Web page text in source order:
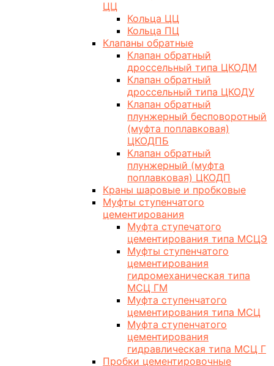
ЦЦ
Кольца ЦЦ
Кольца ПЦ
Клапаны обратные
Клапан обратный
дроссельный типа ЦКОДМ
Клапан обратный
дроссельный типа ЦКОДУ
Клапан обратный
плунжерный бесповоротный
(муфта поплавковая)
ЦКОДПБ
Клапан обратный
плунжерный (муфта
поплавковая) ЦКОДП
Краны шаровые и пробковые
Муфты ступенчатого
цементирования
Муфта ступечатого
цементирования типа МСЦЭ
Муфты ступенчатого
цементирования
гидромеханическая типа
МСЦ ГМ
Муфта ступенчатого
цементирования типа МСЦ
Муфта ступенчатого
цементирования
гидравлическая типа МСЦ Г
Пробки цементировочные